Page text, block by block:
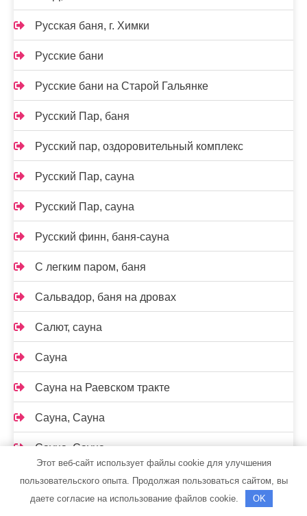
Русская баня, г. Химки
Русские бани
Русские бани на Старой Гальянке
Русский Пар, баня
Русский пар, оздоровительный комплекс
Русский Пар, сауна
Русский Пар, сауна
Русский финн, баня-сауна
С легким паром, баня
Сальвадор, баня на дровах
Салют, сауна
Сауна
Сауна на Раевском тракте
Сауна, Сауна
Сауна, Сауна
Сауна, Сауна
Этот веб-сайт использует файлы cookie для улучшения
пользовательского опыта. Продолжая пользоваться сайтом, вы
даете согласие на использование файлов cookie.
OK